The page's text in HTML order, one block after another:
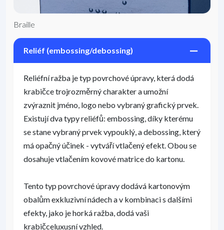
Braille
Reliéf (embossing/debossing)
Reliéfní ražba je typ povrchové úpravy, která dodá
krabičce trojrozměrný charakter a umožní
zvýraznit jméno, logo nebo vybraný grafický prvek.
Existují dva typy reliéfů: embossing, díky kterému
se stane vybraný prvek vypouklý, a debossing, který
má opačný účinek - vytváří vtlačený efekt. Obou se
dosahuje vtlačením kovové matrice do kartonu.
Tento typ povrchové úpravy dodává kartonovým
obalům exkluzivní nádech a v kombinaci s dalšími
efekty, jako je horká ražba, dodá vaši
krabičceluxusní vzhled.